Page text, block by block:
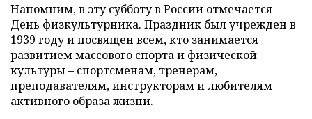
Напомним, в эту субботу в России отмечается
День физкультурника. Праздник был учрежден в
1939 году и посвящен всем, кто занимается
развитием массового спорта и физической
культуры – спортсменам, тренерам,
преподавателям, инструкторам и любителям
активного образа жизни.